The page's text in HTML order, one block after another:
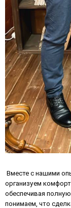
Вместе с нашими
организуем
обеспечивая
понимаем, что